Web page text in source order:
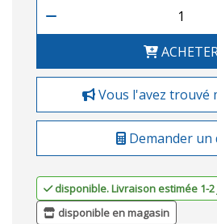
Vous l'avez trouvé
Demander un
disponible. Livraison estimée 1-
disponible en magasin